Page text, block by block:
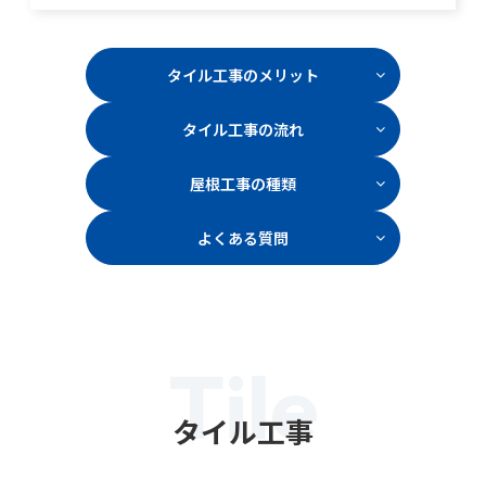
タイル工事のメリット
タイル工事の流れ
屋根工事の種類
よくある質問
Tile
タイル工事